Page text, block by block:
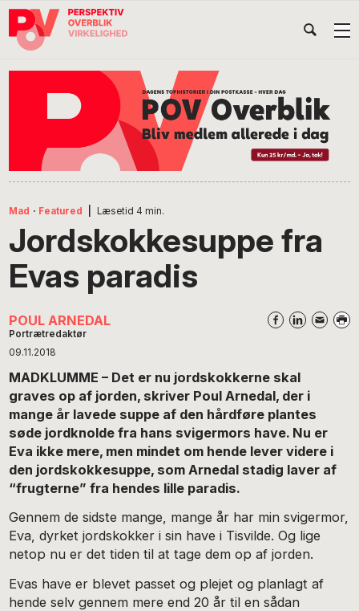
Gå
direkte
Skip
indhold
Gå
direkte
Mad · Featured Læsetid 4 min.
Jordskokkesuppe fra
Evas paradis
POUL ARNEDAL
Portrætredaktør
09.11.2018
MADKLUMME – Det er nu jordskokkerne skal
graves op af jorden, skriver Poul Arnedal, der i
mange år lavede suppe af den hårdføre plantes
søde jordknolde fra hans svigermors have. Nu er
Eva ikke mere, men mindet om hende lever videre i
den jordskokkesuppe, som Arnedal stadig laver af
“frugterne” fra hendes lille paradis.
Gennem de sidste mange, mange år har min svigermor,
Eva, dyrket jordskokker i sin have i Tisvilde. Og lige
netop nu er det tiden til at tage dem op af jorden.
Evas have er blevet passet og plejet og planlagt af
hende selv gennem mere end 20 år til en sådan